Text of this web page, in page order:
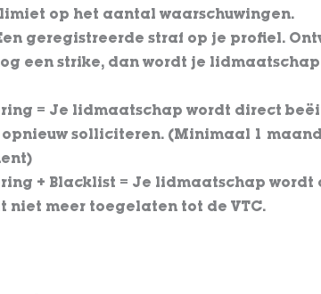
limiet op het aantal waarschuwingen.
geregistreerde straf op je profiel.
een strike, dan wordt je
= Je lidmaatschap wordt direct
solliciteren. (Minimaal 1
+ Blacklist = Je lidmaatschap
niet meer toegelaten tot de VTC.